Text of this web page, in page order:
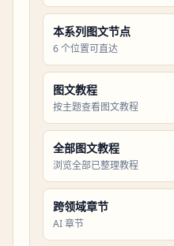
本系列图文节点
6 个位置可直达
图文教程
按主题查看图文教程
全部图文教程
浏览全部已整理教程
跨领域章节
AI 章节